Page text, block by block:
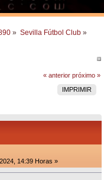
» Sevilla Fútbol Club »
« anterior próximo »
IMPRIMIR
14:39 Horas »